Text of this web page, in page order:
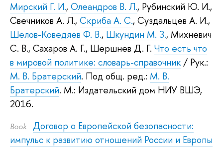
Мирский Г. И., Олеандров В. Л., Рубинский Ю. И.,
Свечников А. Л., Скриба А. С., Суздальцев А. И.,
Шелов-Коведяев Ф. В., Шкундин М. З., Михневич
С. В., Сахаров А. Г., Шершнев Д. Г. Что есть что
в мировой политике: словарь-справочник / Рук.:
М. В. Братерский. Под общ. ред.: М. В.
Братерский. М.: Издательский дом НИУ ВШЭ,
2016.
Book
Договор о Европейской безопасности:
импульс к развитию отношений России и Европы